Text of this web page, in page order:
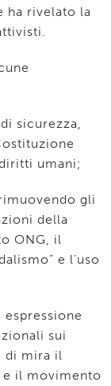
ha rivelato la
sicurezza,
umani;
gli
della
ONG, il
e l’uso
sui
di mira il
il movimento